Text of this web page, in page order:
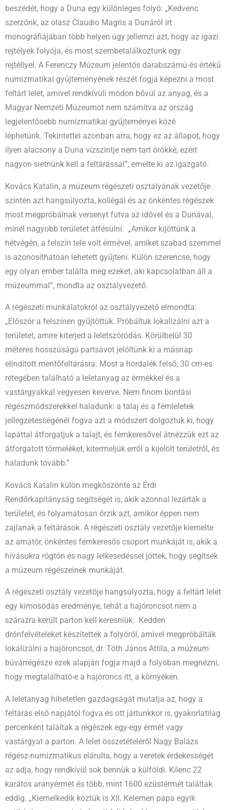
beszédét, hogy a Duna egy különleges folyó: „Kedvenc
szerzőnk, az olasz Claudio Magris a Dunáról írt
monográfiájában több helyen úgy jellemzi azt, hogy az igazi
rejtélyek folyója, és most szembetalálkoztunk egy
rejtéllyel. A Ferenczy Múzeum jelentős darabszámú és értékű
numizmatikai gyűjteményének részét fogja képezni a most
feltárt lelet, amivel rendkívüli módon bővül az anyag, és a
Magyar Nemzeti Múzeumot nem számítva az ország
legjelentősebb numizmatikai gyűjteményei közé
léphetünk. Tekintettel azonban arra, hogy ez az állapot, hogy
ilyen alacsony a Duna vízszintje nem tart örökké, ezért
nagyon sietnünk kell a feltárással”, emelte ki az igazgató.
Kovács Katalin, a múzeum régészeti osztályának vezetője
szintén azt hangsúlyozta, kollégái és az önkéntes régészek
most megpróbálnak versenyt futva az idővel és a Dunával,
minél nagyobb területet átfésülni. „Amikor kijöttünk a
hétvégén, a felszín tele volt érmével, amiket szabad szemmel
is azonosíthatóan lehetett gyűjteni. Külön szerencse, hogy
egy olyan ember találta meg ezeket, aki kapcsolatban áll a
múzeummal”, mondta az osztályvezető.
A régészeti munkálatokról az osztályvezető elmondta:
„Először a felszínen gyűjtöttük. Próbáltuk lokalizálni azt a
területet, amire kiterjed a leletszóródás. Körülbelül 30
méteres hosszúságú partsávot jelöltünk ki a másnap
elindított mentőfeltárásra. Most a hordalék felső, 30 cm-es
rétegében található a leletanyag az érmékkel és a
vastárgyakkal vegyesen keverve. Nem finom bontási
régészmódszerekkel haladunk: a talaj és a fémleletek
jellegzetességénél fogva azt a módszert dolgoztuk ki, hogy
lapáttal átforgatjuk a talajt, és fémkeresővel átnézzük ezt az
átforgatott törmeléket, kitermeljük erről a kijelölt területről, és
haladunk tovább.”
Kovács Katalin külön megköszönte az Érdi
Rendőrkapitányság segítségét is, akik azonnal lezárták a
területet, és folyamatosan őrzik azt, amikor éppen nem
zajlanak a feltárások. A régészeti osztály vezetője kiemelte
az amatőr, önkéntes fémkeresős csoport munkáját is, akik a
hívásukra rögtön és nagy lelkesedéssel jöttek, hogy segítsék
a múzeum régészeinek munkáját.
A régészeti osztály vezetője hangsúlyozta, hogy a feltárt lelet
egy kimosódás eredménye, tehát a hajóroncsot nem a
szárazra került parton kell keresniük. Kedden
drónfelvételeket készítettek a folyóról, amivel megpróbálták
lokalizálni a hajóroncsot, dr. Tóth János Attila, a múzeum
búvárrégésze ezek alapján fogja majd a folyóban megnézni,
hogy megtalálható-e a hajóroncs itt, a környéken.
A leletanyag hihetetlen gazdagságát mutatja az, hogy a
feltárás első napjától fogva és ott jártunkkor is, gyakorlatilag
percenként találtak a régészek egy-egy érmét vagy
vastárgyat a parton. A lelet összetételéről Nagy Balázs
régész-numizmatikus elárulta, hogy a veretek érdekességét
az adja, hogy rendkívül sok bennük a külföldi. Kilenc 22
karátos aranyérmét és több, mint 1600 ezüstérmét találtak
eddig. „Kiemelkedik köztük is XII. Kelemen pápa egyik